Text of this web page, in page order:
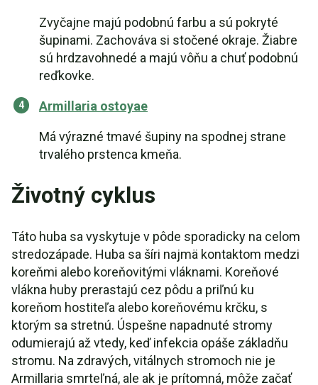
Zvyčajne majú podobnú farbu a sú pokryté
šupinami. Zachováva si stočené okraje. Žiabre
sú hrdzavohnedé a majú vôňu a chuť podobnú
reďkovke.
Armillaria ostoyae
Má výrazné tmavé šupiny na spodnej strane
trvalého prstenca kmeňa.
Životný cyklus
Táto huba sa vyskytuje v pôde sporadicky na celom
stredozápade. Huba sa šíri najmä kontaktom medzi
koreňmi alebo koreňovitými vláknami. Koreňové
vlákna huby prerastajú cez pôdu a priľnú ku
koreňom hostiteľa alebo koreňovému krčku, s
ktorým sa stretnú. Úspešne napadnuté stromy
odumierajú až vtedy, keď infekcia opáše základňu
stromu. Na zdravých, vitálnych stromoch nie je
Armillaria smrteľná, ale ak je prítomná, môže začať